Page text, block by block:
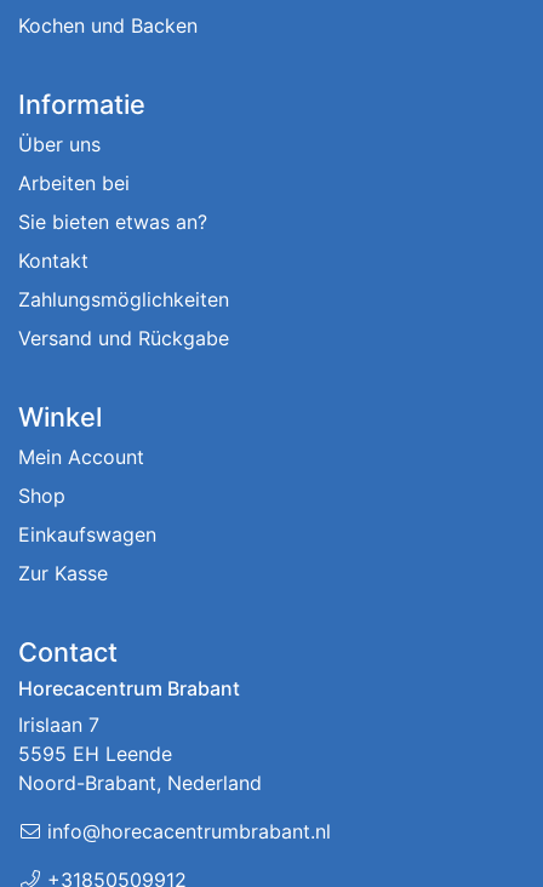
Kochen und Backen
Informatie
Über uns
Arbeiten bei
Sie bieten etwas an?
Kontakt
Zahlungsmöglichkeiten
Versand und Rückgabe
Winkel
Mein Account
Shop
Einkaufswagen
Zur Kasse
Contact
Horecacentrum Brabant
Irislaan 7
5595 EH Leende
Noord-Brabant, Nederland
info@horecacentrumbrabant.nl
+31850509912